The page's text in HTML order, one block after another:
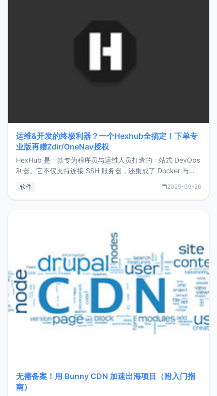
运维&开发的终极利器？一个Hexhub全搞定！下单专
业版再赠Zdir/OneNav授权
HexHub 是一款专为程序员与运维人员打造的一站式 DevOps
利器。它不仅支持连接 SSH 服务器，还集成了 Docker 与常
件间频繁切换，仅凭 HexHub 即可同时搞定运维与数据库操
软件 2025-09-26
无需备案！用 Bunny CDN 加速出海项目（附入门指
南）